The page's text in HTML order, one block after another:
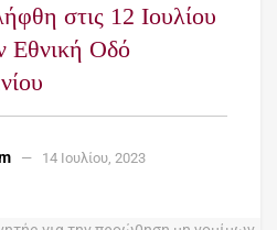
στις 12 Ιουλίου
Εθνική Οδό
14 Ιουλίου, 2023